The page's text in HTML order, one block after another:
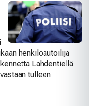
henkilöautoilija
Lahdentiellä
tulleen